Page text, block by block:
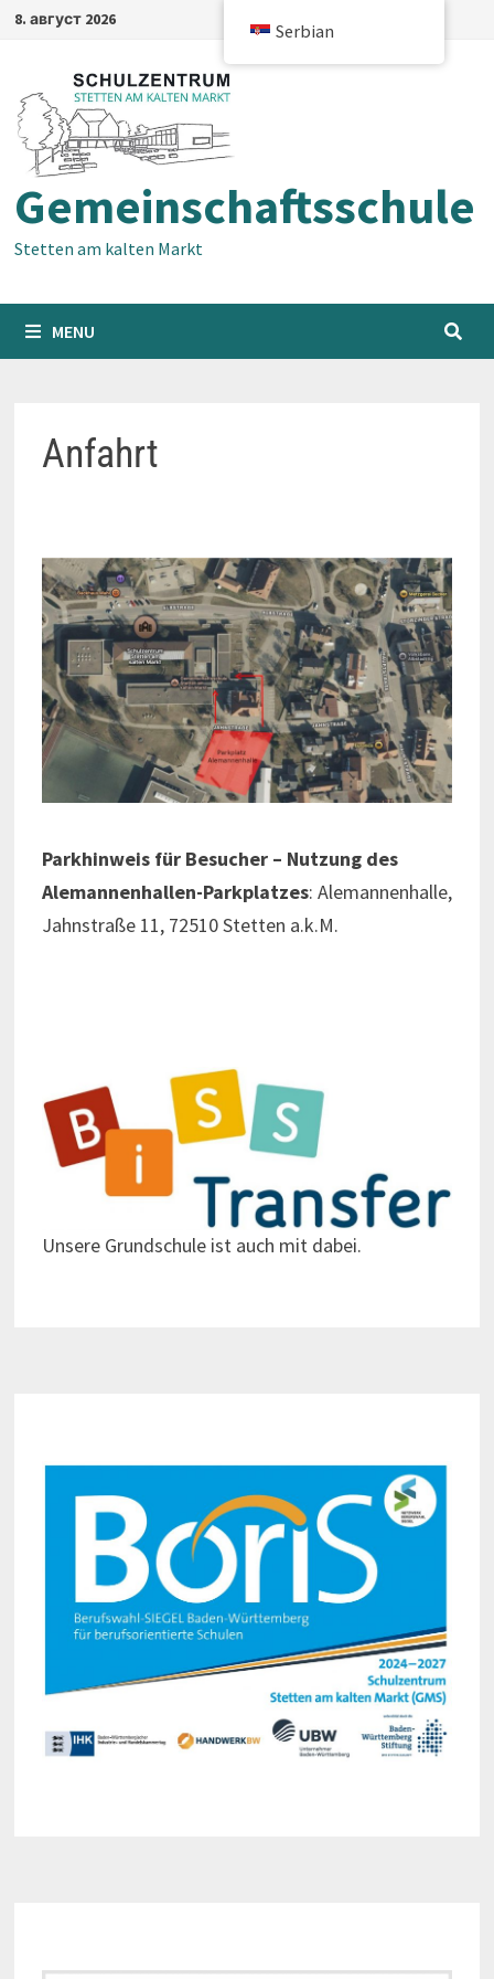
Skip8. август 2026
Gemeinschaftsschule
Stetten am kalten Markt
MENU
Anfahrt
Parkhinweis für Besucher – Nutzung des
Alemannenhallen-Parkplatzes: Alemannenhalle,
Jahnstraße 11, 72510 Stetten a.k.M.
Unsere Grundschule ist auch mit dabei.
Serbian